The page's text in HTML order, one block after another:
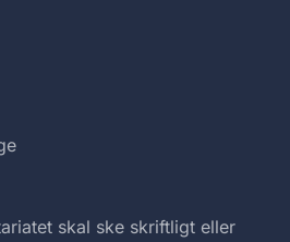
skal ske skriftligt eller